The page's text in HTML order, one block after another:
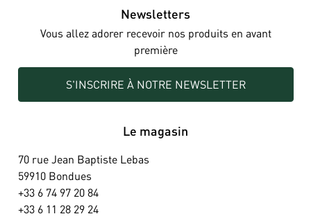
Newsletters
Vous allez adorer recevoir nos produits en avant
première
S'INSCRIRE À NOTRE NEWSLETTER
Le magasin
70 rue Jean Baptiste Lebas
59910 Bondues
+33 6 74 97 20 84
+33 6 11 28 29 24